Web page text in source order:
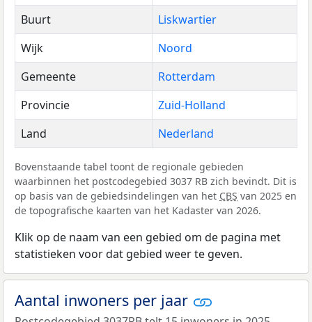
Buurt
Liskwartier
Wijk
Noord
Gemeente
Rotterdam
Provincie
Zuid-Holland
Land
Nederland
Bovenstaande tabel toont de regionale gebieden
waarbinnen het postcodegebied 3037 RB zich bevindt. Dit is
op basis van de gebiedsindelingen van het CBS van 2025 en
de topografische kaarten van het Kadaster van 2026.
Klik op de naam van een gebied om de pagina met
statistieken voor dat gebied weer te geven.
Aantal inwoners per jaar